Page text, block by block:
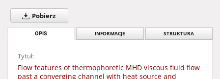
Pobierz
OPIS INFORMACJE STRUKTURA
Tytuł:
Flow features of thermophoretic MHD viscous fluid flow
past a converging channel with heat source and